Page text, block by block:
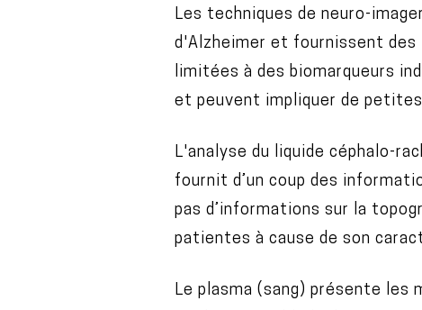
Les techniques de neuro-
d'Alzheimer et fournissent
limitées à des biomarqueurs
et peuvent impliquer de
L'analyse du liquide céphalo-
fournit d’un coup des
pas d’informations sur la
patientes à cause de son
Le plasma (sang) présente les